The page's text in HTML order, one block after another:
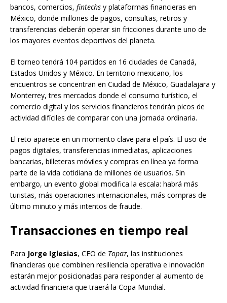
bancos, comercios, fintechs y plataformas financieras en
México, donde millones de pagos, consultas, retiros y
transferencias deberán operar sin fricciones durante uno de
los mayores eventos deportivos del planeta.
El torneo tendrá 104 partidos en 16 ciudades de Canadá,
Estados Unidos y México. En territorio mexicano, los
encuentros se concentran en Ciudad de México, Guadalajara y
Monterrey, tres mercados donde el consumo turístico, el
comercio digital y los servicios financieros tendrán picos de
actividad difíciles de comparar con una jornada ordinaria.
El reto aparece en un momento clave para el país. El uso de
pagos digitales, transferencias inmediatas, aplicaciones
bancarias, billeteras móviles y compras en línea ya forma
parte de la vida cotidiana de millones de usuarios. Sin
embargo, un evento global modifica la escala: habrá más
turistas, más operaciones internacionales, más compras de
último minuto y más intentos de fraude.
Transacciones en tiempo real
Para Jorge Iglesias, CEO de Topaz, las instituciones
financieras que combinen resiliencia operativa e innovación
estarán mejor posicionadas para responder al aumento de
actividad financiera que traerá la Copa Mundial.